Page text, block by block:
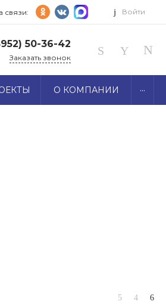
связи: Войти
50-36-42
Заказать звонок
О КОМПАНИИ ...